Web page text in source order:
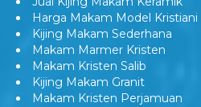
Harga Makam Model Kristiani
Kijing Makam Sederhana
Makam Marmer Kristen
Makam Kristen Salib
Kijing Makam Granit
Makam Kristen Perjamuan